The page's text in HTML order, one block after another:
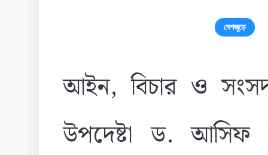
দেশজুড়ে
আইন, বিচার ও
উপদেষ্টা ড.